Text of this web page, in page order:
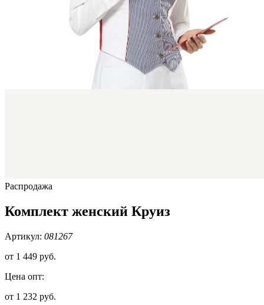
Распродажа
Комплект женский Круиз
Артикул: 081267
от 1 449 руб.
Цена опт:
от 1 232 руб.